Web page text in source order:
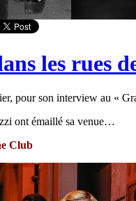
les rues
pour son interview au «
ont émaillé sa venue…
Club